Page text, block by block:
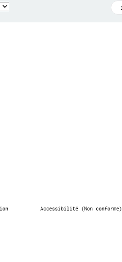
Accessibilité (Non conforme)